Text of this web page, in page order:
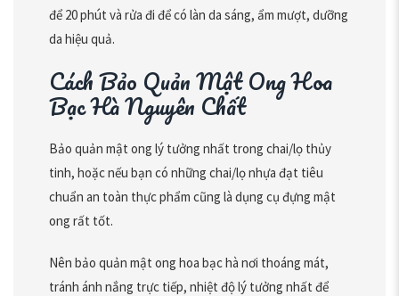
để 20 phút và rửa đi để có làn da sáng, ẩm mượt, dưỡng
da hiệu quả.
Cách Bảo Quản Mật Ong Hoa
Bạc Hà Nguyên Chất
Bảo quản mật ong lý tưởng nhất trong chai/lọ thủy
tinh, hoặc nếu bạn có những chai/lọ nhựa đạt tiêu
chuẩn an toàn thực phẩm cũng là dụng cụ đựng mật
ong rất tốt.
Nên bảo quản mật ong hoa bạc hà nơi thoáng mát,
tránh ánh nắng trực tiếp, nhiệt độ lý tưởng nhất để